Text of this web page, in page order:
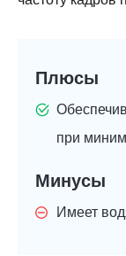
Плюсы
при
Минусы
Имеет